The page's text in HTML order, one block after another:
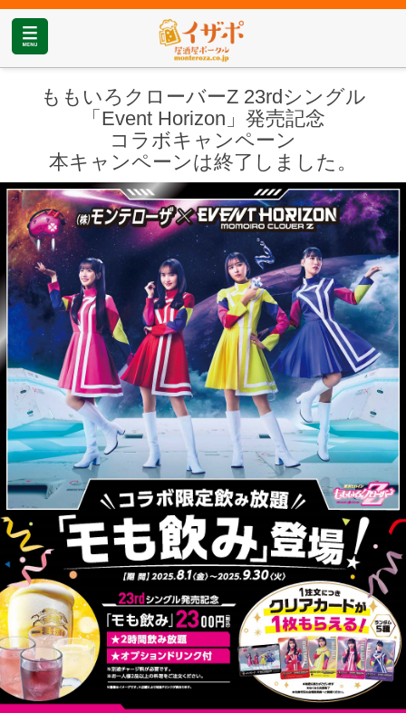
ももいろクローバーZ 23rdシングル
「Event Horizon」発売記念
コラボキャンペーン
本キャンペーンは終了しました。